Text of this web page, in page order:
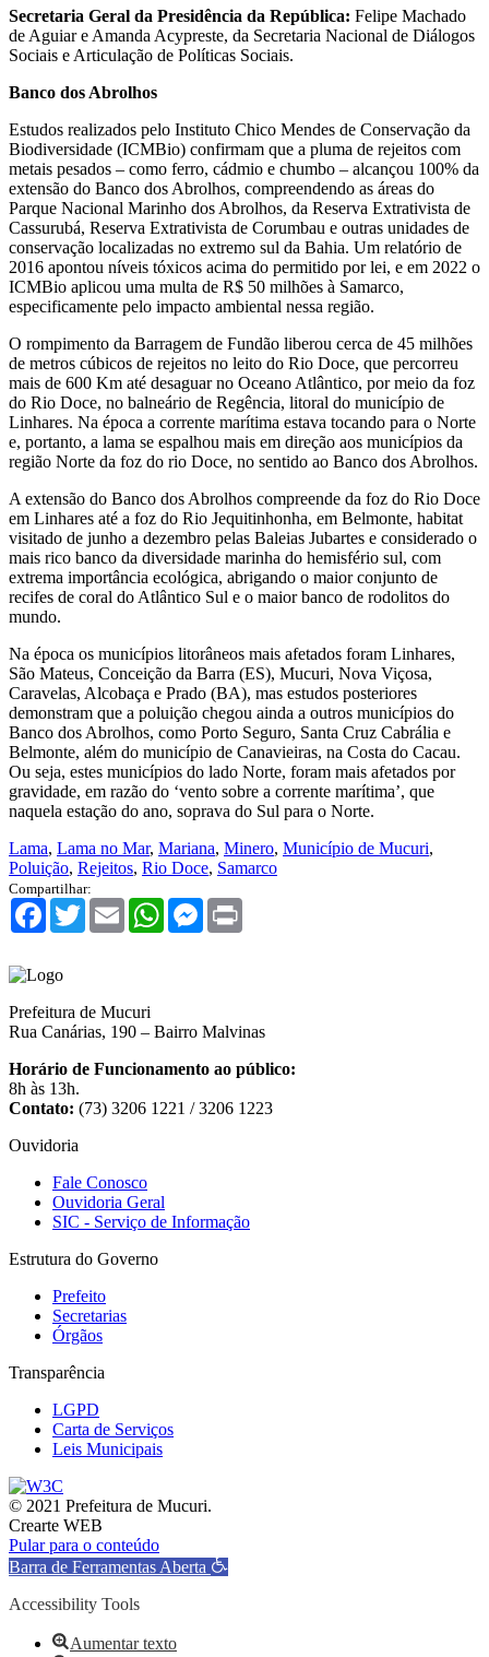
Secretaria Geral da Presidência da República: Felipe Machado
de Aguiar e Amanda Acypreste, da Secretaria Nacional de Diálogos
Sociais e Articulação de Políticas Sociais.
Banco dos Abrolhos
Estudos realizados pelo Instituto Chico Mendes de Conservação da
Biodiversidade (ICMBio) confirmam que a pluma de rejeitos com
metais pesados – como ferro, cádmio e chumbo – alcançou 100% da
extensão do Banco dos Abrolhos, compreendendo as áreas do
Parque Nacional Marinho dos Abrolhos, da Reserva Extrativista de
Cassurubá, Reserva Extrativista de Corumbau e outras unidades de
conservação localizadas no extremo sul da Bahia. Um relatório de
2016 apontou níveis tóxicos acima do permitido por lei, e em 2022 o
ICMBio aplicou uma multa de R$ 50 milhões à Samarco,
especificamente pelo impacto ambiental nessa região.
O rompimento da Barragem de Fundão liberou cerca de 45 milhões
de metros cúbicos de rejeitos no leito do Rio Doce, que percorreu
mais de 600 Km até desaguar no Oceano Atlântico, por meio da foz
do Rio Doce, no balneário de Regência, litoral do município de
Linhares. Na época a corrente marítima estava tocando para o Norte
e, portanto, a lama se espalhou mais em direção aos municípios da
região Norte da foz do rio Doce, no sentido ao Banco dos Abrolhos.
A extensão do Banco dos Abrolhos compreende da foz do Rio Doce
em Linhares até a foz do Rio Jequitinhonha, em Belmonte, habitat
visitado de junho a dezembro pelas Baleias Jubartes e considerado o
mais rico banco da diversidade marinha do hemisfério sul, com
extrema importância ecológica, abrigando o maior conjunto de
recifes de coral do Atlântico Sul e o maior banco de rodolitos do
mundo.
Na época os municípios litorâneos mais afetados foram Linhares,
São Mateus, Conceição da Barra (ES), Mucuri, Nova Viçosa,
Caravelas, Alcobaça e Prado (BA), mas estudos posteriores
demonstram que a poluição chegou ainda a outros municípios do
Banco dos Abrolhos, como Porto Seguro, Santa Cruz Cabrália e
Belmonte, além do município de Canavieiras, na Costa do Cacau.
Ou seja, estes municípios do lado Norte, foram mais afetados por
gravidade, em razão do ‘vento sobre a corrente marítima’, que
naquela estação do ano, soprava do Sul para o Norte.
Lama, Lama no Mar, Mariana, Minero, Município de Mucuri,
Poluição, Rejeitos, Rio Doce, Samarco
Compartilhar:
Facebook
TwitterEmail WhatsAppMessenger
Prefeitura de Mucuri
Rua Canárias, 190 – Bairro Malvinas
Horário de Funcionamento ao público:
8h às 13h.
Contato: (73) 3206 1221 / 3206 1223
Ouvidoria
Fale Conosco
Ouvidoria Geral
SIC - Serviço de Informação
Estrutura do Governo
Prefeito
Secretarias
Órgãos
Transparência
LGPD
Carta de Serviços
Leis Municipais
© 2021 Prefeitura de Mucuri.
Crearte WEB
Pular para o conteúdo
Barra de Ferramentas Aberta
Accessibility Tools
Aumentar texto